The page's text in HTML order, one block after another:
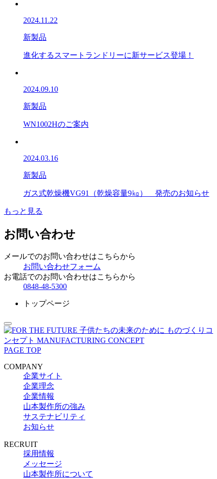
2024.11.22
新製品
進化するスマートランドリーに新サービス登場！
2024.09.10
新製品
WN1002Hのご案内
2024.03.16
新製品
ガス式乾燥機VG91（乾燥容量9㎏） 発売のお知らせ
もっと見る
お問い合わせ
メールでのお問い合わせはこちらから
お問い合わせフォーム
お電話でのお問い合わせはこちらから
0848-48-5300
トップページ
PAGE TOP
COMPANY
企業サイト
企業理念
企業情報
山本製作所の強み
サステナビリティ
お知らせ
RECRUIT
採用情報
メッセージ
山本製作所について